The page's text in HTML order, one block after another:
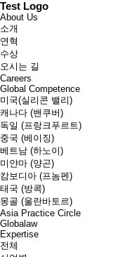
Test Logo
About Us
소개
연혁
수상
오시는 길
Careers
Global Competence
미국(실리콘 밸리)
캐나다 (밴쿠버)
독일 (프랑크푸르트)
중국 (베이징)
베트남 (하노이)
미얀마 (양곤)
캄보디아 (프놈펜)
태국 (방콕)
몽골 (울란바토르)
Asia Practice Circle
Globalaw
Expertise
전체